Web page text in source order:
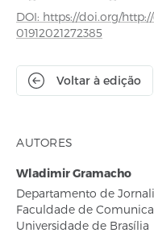
DOI: https://doi.org/
01912021272385
Voltar à edição
AUTORES
Wladimir Gramacho
Departamento de
Faculdade de
Universidade de Brasília